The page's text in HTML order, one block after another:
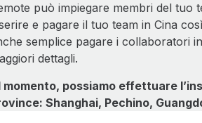
può impiegare membri del tuo
e pagare il tuo team in Cina
semplice pagare i collaboratori
dettagli.
momento, possiamo effettuare
Shanghai, Pechino,